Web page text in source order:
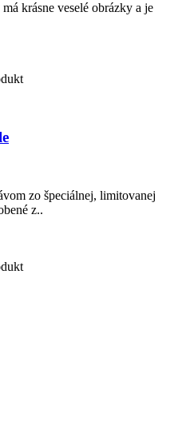
krásne veselé obrázky a je
zo špeciálnej, limitovanej
z..